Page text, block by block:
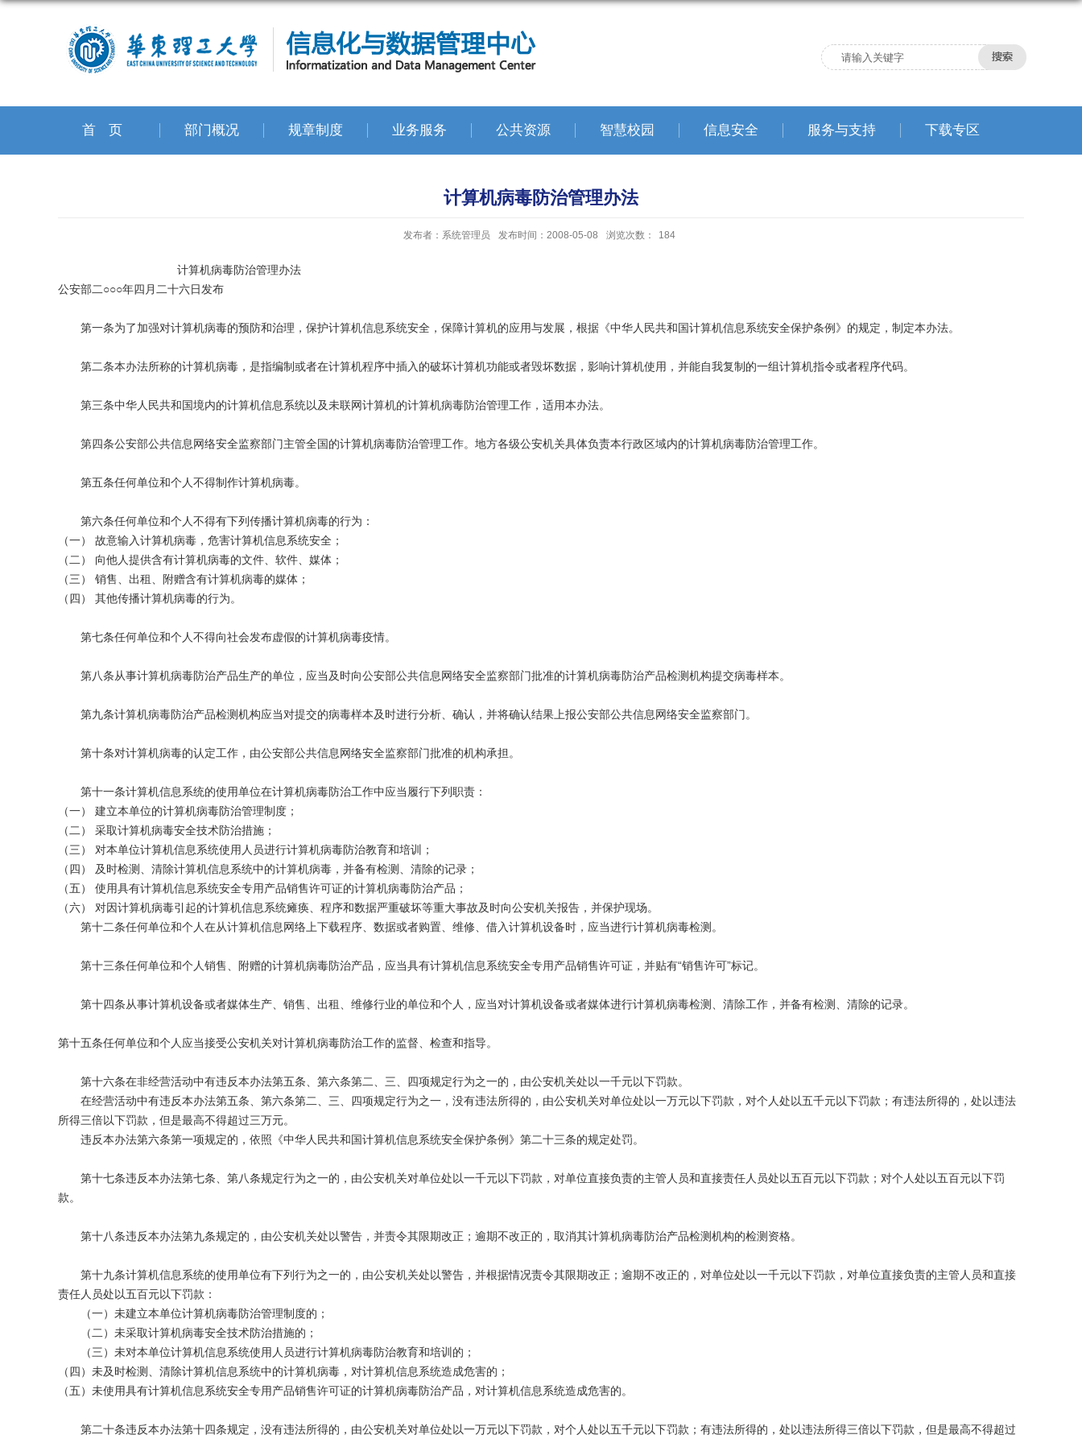
首页 部门概况 规章制度 业务服务 公共资源 智慧校园 信息安全 服务与支持 下载专区
计算机病毒防治管理办法
发布者：系统管理员 发布时间：2008-05-08 浏览次数： 184
计算机病毒防治管理办法
公安部二○○○年四月二十六日发布
第一条为了加强对计算机病毒的预防和治理，保护计算机信息系统安全，保障计算机的应用与发展，根据《中华人民共和国计算机信息系统安全保护条例》的规定，制定本办法。
第二条本办法所称的计算机病毒，是指编制或者在计算机程序中插入的破坏计算机功能或者毁坏数据，影响计算机使用，并能自我复制的一组计算机指令或者程序代码。
第三条中华人民共和国境内的计算机信息系统以及未联网计算机的计算机病毒防治管理工作，适用本办法。
第四条公安部公共信息网络安全监察部门主管全国的计算机病毒防治管理工作。地方各级公安机关具体负责本行政区域内的计算机病毒防治管理工作。
第五条任何单位和个人不得制作计算机病毒。
第六条任何单位和个人不得有下列传播计算机病毒的行为：
（一） 故意输入计算机病毒，危害计算机信息系统安全；
（二） 向他人提供含有计算机病毒的文件、软件、媒体；
（三） 销售、出租、附赠含有计算机病毒的媒体；
（四） 其他传播计算机病毒的行为。
第七条任何单位和个人不得向社会发布虚假的计算机病毒疫情。
第八条从事计算机病毒防治产品生产的单位，应当及时向公安部公共信息网络安全监察部门批准的计算机病毒防治产品检测机构提交病毒样本。
第九条计算机病毒防治产品检测机构应当对提交的病毒样本及时进行分析、确认，并将确认结果上报公安部公共信息网络安全监察部门。
第十条对计算机病毒的认定工作，由公安部公共信息网络安全监察部门批准的机构承担。
第十一条计算机信息系统的使用单位在计算机病毒防治工作中应当履行下列职责：
（一） 建立本单位的计算机病毒防治管理制度；
（二） 采取计算机病毒安全技术防治措施；
（三） 对本单位计算机信息系统使用人员进行计算机病毒防治教育和培训；
（四） 及时检测、清除计算机信息系统中的计算机病毒，并备有检测、清除的记录；
（五） 使用具有计算机信息系统安全专用产品销售许可证的计算机病毒防治产品；
（六） 对因计算机病毒引起的计算机信息系统瘫痪、程序和数据严重破坏等重大事故及时向公安机关报告，并保护现场。
第十二条任何单位和个人在从计算机信息网络上下载程序、数据或者购置、维修、借入计算机设备时，应当进行计算机病毒检测。
第十三条任何单位和个人销售、附赠的计算机病毒防治产品，应当具有计算机信息系统安全专用产品销售许可证，并贴有“销售许可”标记。
第十四条从事计算机设备或者媒体生产、销售、出租、维修行业的单位和个人，应当对计算机设备或者媒体进行计算机病毒检测、清除工作，并备有检测、清除的记录。
第十五条任何单位和个人应当接受公安机关对计算机病毒防治工作的监督、检查和指导。
第十六条在非经营活动中有违反本办法第五条、第六条第二、三、四项规定行为之一的，由公安机关处以一千元以下罚款。
在经营活动中有违反本办法第五条、第六条第二、三、四项规定行为之一，没有违法所得的，由公安机关对单位处以一万元以下罚款，对个人处以五千元以下罚款；有违法所得的，处以违法
所得三倍以下罚款，但是最高不得超过三万元。
违反本办法第六条第一项规定的，依照《中华人民共和国计算机信息系统安全保护条例》第二十三条的规定处罚。
第十七条违反本办法第七条、第八条规定行为之一的，由公安机关对单位处以一千元以下罚款，对单位直接负责的主管人员和直接责任人员处以五百元以下罚款；对个人处以五百元以下罚
款。
第十八条违反本办法第九条规定的，由公安机关处以警告，并责令其限期改正；逾期不改正的，取消其计算机病毒防治产品检测机构的检测资格。
第十九条计算机信息系统的使用单位有下列行为之一的，由公安机关处以警告，并根据情况责令其限期改正；逾期不改正的，对单位处以一千元以下罚款，对单位直接负责的主管人员和直接
责任人员处以五百元以下罚款：
（一）未建立本单位计算机病毒防治管理制度的；
（二）未采取计算机病毒安全技术防治措施的；
（三）未对本单位计算机信息系统使用人员进行计算机病毒防治教育和培训的；
（四）未及时检测、清除计算机信息系统中的计算机病毒，对计算机信息系统造成危害的；
（五）未使用具有计算机信息系统安全专用产品销售许可证的计算机病毒防治产品，对计算机信息系统造成危害的。
第二十条违反本办法第十四条规定，没有违法所得的，由公安机关对单位处以一万元以下罚款，对个人处以五千元以下罚款；有违法所得的，处以违法所得三倍以下罚款，但是最高不得超过